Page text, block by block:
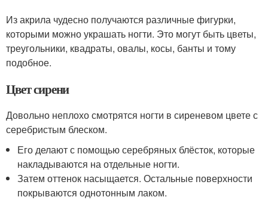
Из акрила чудесно получаются различные фигурки,
которыми можно украшать ногти. Это могут быть цветы,
треугольники, квадраты, овалы, косы, банты и тому
подобное.
Цвет сирени
Довольно неплохо смотрятся ногти в сиреневом цвете с
серебристым блеском.
Его делают с помощью серебряных блёсток, которые
накладываются на отдельные ногти.
Затем оттенок насыщается. Остальные поверхности
покрываются однотонным лаком.